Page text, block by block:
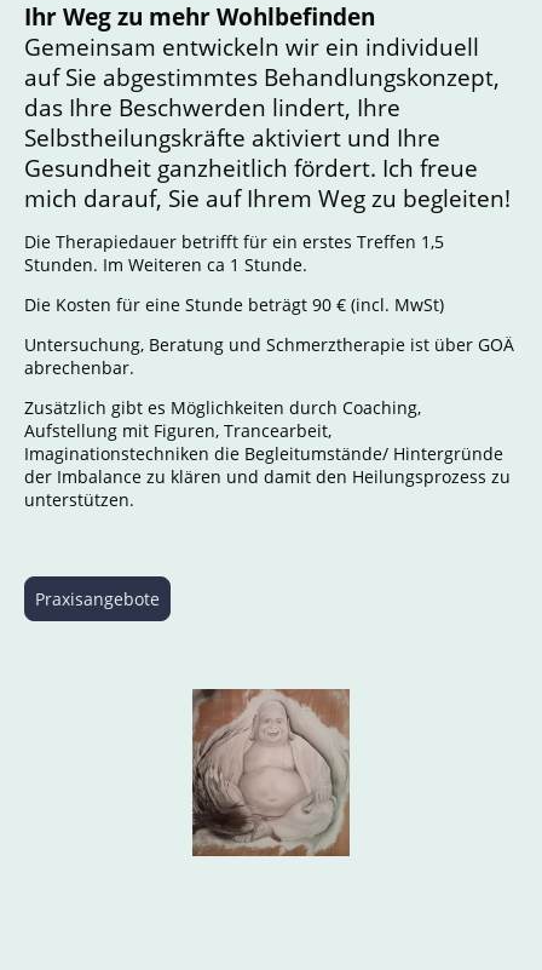
Ihr Weg zu mehr Wohlbefinden
Gemeinsam entwickeln wir ein individuell
auf Sie abgestimmtes Behandlungskonzept,
das Ihre Beschwerden lindert, Ihre
Selbstheilungskräfte aktiviert und Ihre
Gesundheit ganzheitlich fördert. Ich freue
mich darauf, Sie auf Ihrem Weg zu begleiten!
Die Therapiedauer betrifft für ein erstes Treffen 1,5
Stunden. Im Weiteren ca 1 Stunde.
Die Kosten für eine Stunde beträgt 90 € (incl. MwSt)
Untersuchung, Beratung und Schmerztherapie ist über GOÄ
abrechenbar.
Zusätzlich gibt es Möglichkeiten durch Coaching,
Aufstellung mit Figuren, Trancearbeit,
Imaginationstechniken die Begleitumstände/ Hintergründe
der Imbalance zu klären und damit den Heilungsprozess zu
unterstützen.
Praxisangebote